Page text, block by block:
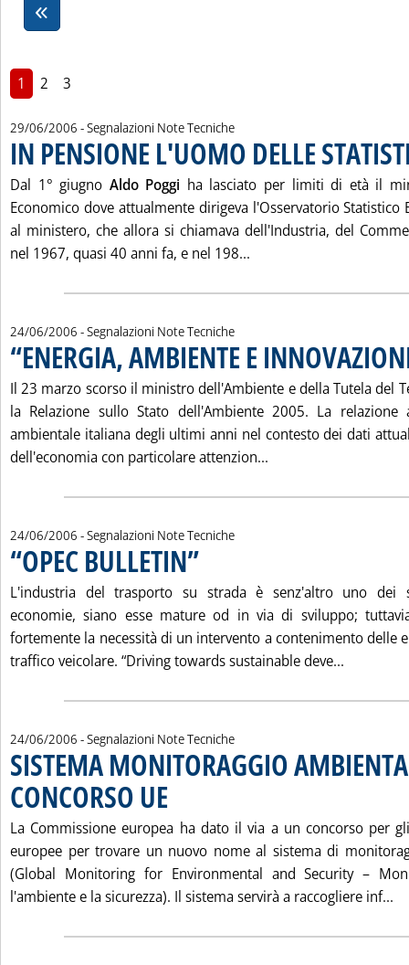
1 2 3
29/06/2006 - Segnalazioni Note Tecniche
IN PENSIONE L'UOMO DELLE
. Pubblicata giovedì 29 giugno 2006 alle 16.21.
Dal 1° giugno Aldo Poggi ha lasciato per limiti di età il
Economico dove attualmente dirigeva l'Osservatorio Statistico
al ministero, che allora si chiamava dell'Industria, del
nel 1967, quasi 40 anni fa, e nel 198...
24/06/2006 - Segnalazioni Note Tecniche
“ENERGIA, AMBIENTE E
Il 23 marzo scorso il ministro dell'Ambiente e della Tutela del
la Relazione sullo Stato dell'Ambiente 2005. La relazione
ambientale italiana degli ultimi anni nel contesto dei dati
dell'economia con particolare attenzion...
24/06/2006 - Segnalazioni Note Tecniche
“OPEC BULLETIN”. Pubblicata sabato 24 giugno 2006 alle 14.36.
L'industria del trasporto su strada è senz'altro uno dei
economie, siano esse mature od in via di sviluppo;
fortemente la necessità di un intervento a contenimento delle
traffico veicolare. “Driving towards sustainable deve...
24/06/2006 - Segnalazioni Note Tecniche
SISTEMA MONITORAGGIO
CONCORSO UE
La Commissione europea ha dato il via a un concorso per
europee per trovare un nuovo nome al sistema di
(Global Monitoring for Environmental and Security –
l'ambiente e la sicurezza). Il sistema servirà a raccogliere inf...